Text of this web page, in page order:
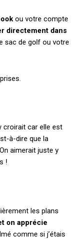
ou votre compte
directement dans
sac de golf ou votre
croirait car elle est
à-dire que la
aimerait juste y
!
les plans
on apprécie
comme si j’étais